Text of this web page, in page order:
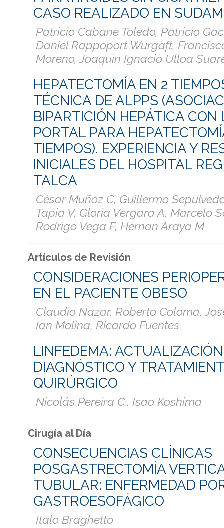
CASO REALIZADO EN
Patricio Cabane Toledo, Patricio
Daniel Rappoport Wurgaft,
Moreno, Joaquin Ignacio Ulloa
HEPATECTOMÍA EN 2
TÉCNICA DE ALPPS
BIPARTICIÓN HEPÁTICA CON
PORTAL PARA
TIEMPOS). EXPERIENCIA Y
INICIALES DEL HOSPITAL
TALCA
César Muñoz C, Guillermo
Tapia V, Gloria Vergara A, Marcelo
Rodrigo Vega F, Hernan Araya M
Artículos de Revisión
CONSIDERACIONES
EN EL PACIENTE OBESO
Claudio Nazar, Roberto Coloma,
Ian Molina, Ricardo Fuentes
LINFEDEMA:
DIAGNÓSTICO Y
QUIRÚRGICO
Nicolás Pereira C., Isao Koshima
Cirugía al Día
CONSECUENCIAS CLÍNICAS
POSGASTRECTOMÍA
TUBULAR: ENFERMEDAD
GASTROESOFÁGICO
Italo Braghetto